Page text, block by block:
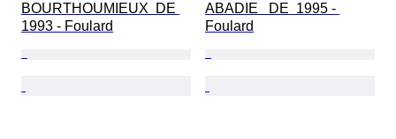
BOURTHOUMIEUX  DE
1993 - Foulard
ABADIE   DE  1995 -
Foulard